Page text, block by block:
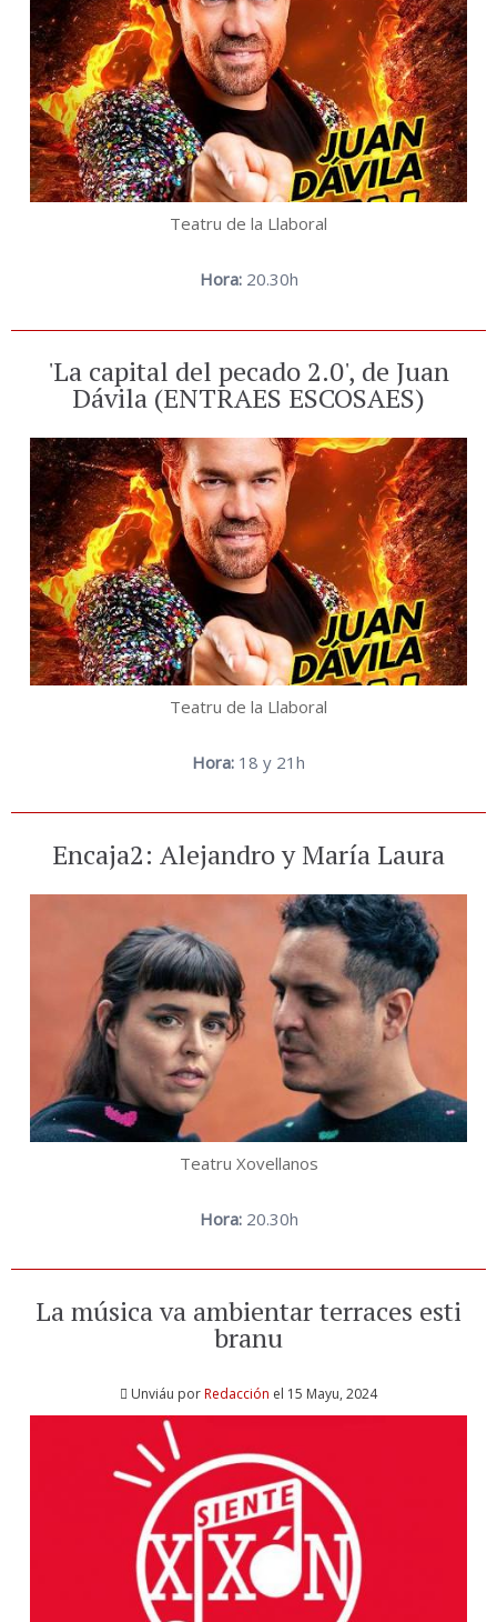
Teatru de la Llaboral
Hora:20.30h
'La capital del pecado 2.0', de Juan
Dávila (ENTRAES ESCOSAES)
Teatru de la Llaboral
Hora: 18 y 21h
Encaja2: Alejandro y María Laura
Teatru Xovellanos
Hora:20.30h
La música va ambientar terraces esti
branu
Unviáu porRedacción el 15 Mayu, 2024